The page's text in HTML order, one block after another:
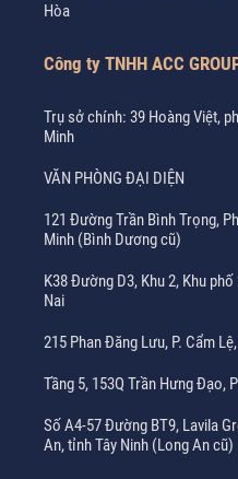
Hòa
Công ty TNHH ACC
Trụ sở chính: 39 Hoàng Việt,
Minh
VĂN PHÒNG ĐẠI DIỆN
121 Đường Trần Bình Trọng,
Minh (Bình Dương cũ)
K38 Đường D3, Khu 2, Khu
Nai
215 Phan Đăng Lưu, P. Cẩm
Tầng 5, 153Q Trần Hưng Đạo,
Số A4-57 Đường BT9, Lavila
An, tỉnh Tây Ninh (Long An cũ)